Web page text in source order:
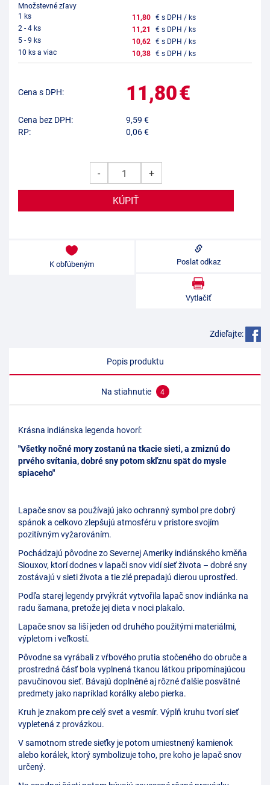
Množstevné zľavy
1 ks
11,80 € s DPH / ks
2 - 4 ks
11,21
€ s DPH / ks
5 - 9 ks
10,62 € s DPH / ks
10 ks a viac
10,38 € s DPH / ks
Cena s DPH: 11,80€
Cena bez DPH: 9,59 €
RP:
0,06 €
- +
K obľúbeným Poslat odkaz
Vytlačiť
Zdieľajte:
Popis produktu
Na stiahnutie 4
Krásna indiánska legenda hovorí:
"Všetky nočné mory zostanú na tkacie sieti, a zmiznú do
prvého svítania, dobré sny potom skľznu spät do mysle
spiaceho"
Lapače snov sa používajú jako ochranný symbol pre dobrý
spánok a celkovo zlepšujú atmosféru v pristore svojím
pozitívným vyžarováním.
Pochádzajú pôvodne zo Severnej Ameriky indiánského kměňa
Siouxov, ktorí dodnes v lapači snov vidí sieť života – dobré sny
zostávajú v sieti života a tie zlé prepadajú dierou uprostřed.
Podľa starej legendy prvýkrát vytvořila lapač snov indiánka na
radu šamana, pretože jej dieta v noci plakalo.
Lapače snov sa liší jeden od druhého použitými materiálmi,
výpletom i veľkostí.
Pôvodne sa vyrábali z vŕbového prutia stočeného do obruče a
prostredná čásť bola vyplnená tkanou látkou pripomínajúcou
pavučinovou sieť. Bávajú doplněné aj rôzné ďalšie posvätné
predmety jako napríklad korálky alebo pierka.
Kruh je znakom pre celý svet a vesmír. Výplň kruhu tvorí sieť
vypletená z provázkou.
V samotnom strede sieťky je potom umiestnený kamienok
alebo korálek, ktorý symbolizuje toho, pre koho je lapač snov
určený.